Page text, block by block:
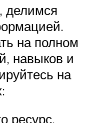
делимся
на полном
навыков и
на
ресурс,